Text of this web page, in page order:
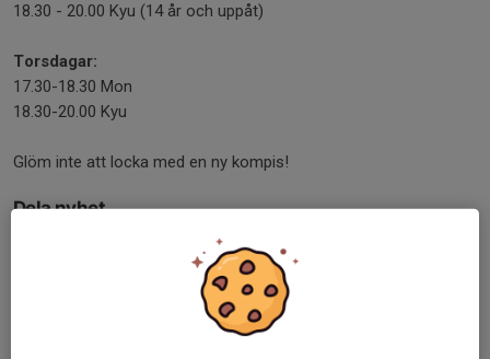
18.30 - 20.00 Kyu (14 år och uppåt)
Torsdagar:
17.30-18.30 Mon
18.30-20.00 Kyu
Glöm inte att locka med en ny kompis!
Dela nyhet